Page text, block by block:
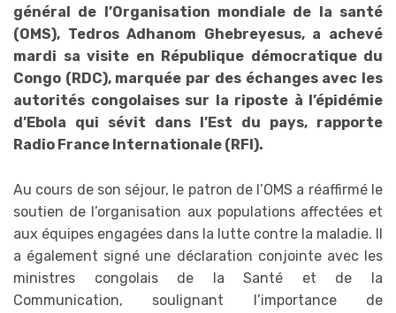
général de l’Organisation mondiale de la santé
(OMS), Tedros Adhanom Ghebreyesus, a achevé
mardi sa visite en République démocratique du
Congo (RDC), marquée par des échanges avec les
autorités congolaises sur la riposte à l’épidémie
d’Ebola qui sévit dans l’Est du pays, rapporte
Radio France Internationale (RFI).
Au cours de son séjour, le patron de l’OMS a réaffirmé le
soutien de l’organisation aux populations affectées et
aux équipes engagées dans la lutte contre la maladie. Il
a également signé une déclaration conjointe avec les
ministres congolais de la Santé et de la
Communication, soulignant l’importance de